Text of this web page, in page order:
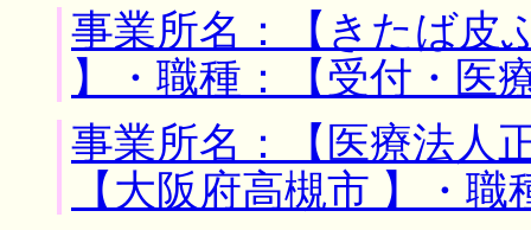
事業所名：【きたば皮
】・職種：【受付・医
事業所名：【医療法人
【大阪府高槻市 】・